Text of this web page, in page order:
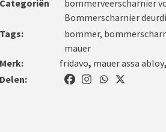
Categoriën
bommerveerscharnier
Bommerscharnier
Tags:
bommer,
mauer
Merk:
fridavo, mauer assa abloy,
Delen: